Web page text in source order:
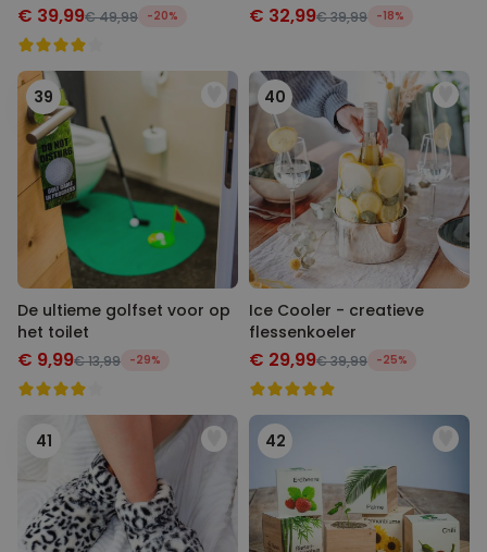
€ 39,99€ 49,99 -20% € 32,99€ 39,99 -18%
39
De ultieme golfset voor op
het toilet
€ 9,99€ 13,99 -29%
40
Ice Cooler - creatieve
flessenkoeler
€ 29,99€ 39,99 -25%
41 42